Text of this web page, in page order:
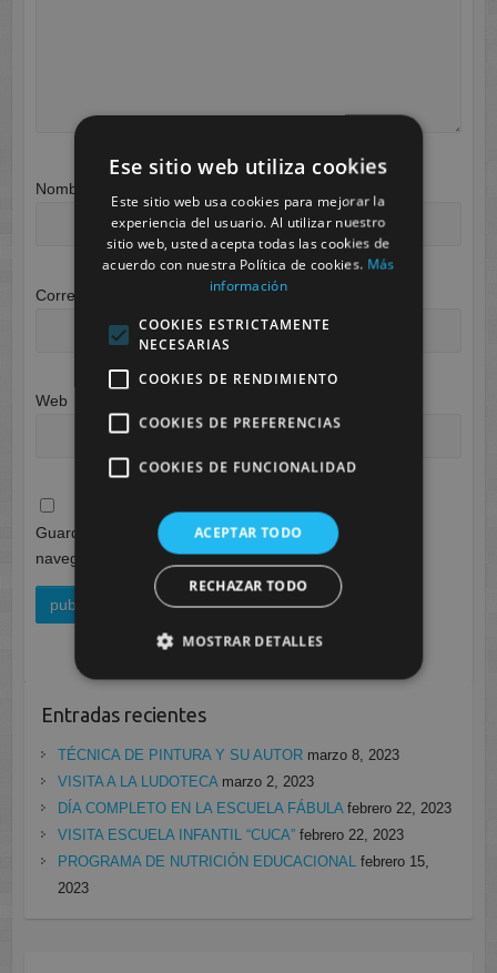
Nombre
Correo electrónico
Web
Guarda mi nombre, correo electrónico y web en este
navegador para la próxima vez que comente.
Entradas recientes
TÉCNICA DE PINTURA Y SU AUTOR marzo 8, 2023
VISITA A LA LUDOTECA marzo 2, 2023
DÍA COMPLETO EN LA ESCUELA FÁBULA febrero 22, 2023
VISITA ESCUELA INFANTIL “CUCA” febrero 22, 2023
PROGRAMA DE NUTRICIÓN EDUCACIONAL febrero 15,
2023
Ese sitio web utiliza cookies
Este sitio web usa cookies para mejorar la
experiencia del usuario. Al utilizar nuestro
sitio web, usted acepta todas las cookies de
acuerdo con nuestra Política de cookies. Más
información
COOKIES ESTRICTAMENTE
NECESARIAS
COOKIES DE RENDIMIENTO
COOKIES DE PREFERENCIAS
COOKIES DE FUNCIONALIDAD
ACEPTAR TODO
RECHAZAR TODO
MOSTRAR DETALLES